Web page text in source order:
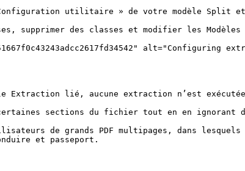
utilitaire » de votre modèle Split et
supprimer des classes et modifier les
Extraction lié, aucune extraction n’est
sections du fichier tout en en ignorant
de grands PDF multipages, dans
et passeport.